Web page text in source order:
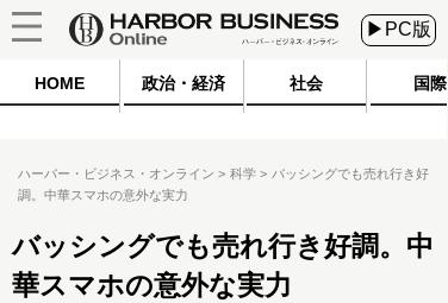
▶PC版
HOME 政治・経済 社会 国際
ハーバー・ビジネス・オンライン 科学
バッシングでも売れ行き好
調。中華スマホの意外な実力
バッシングでも売れ行き好調。中
華スマホの意外な実力